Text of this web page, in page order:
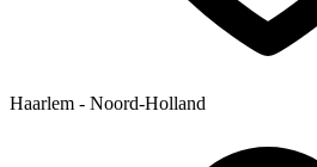
Haarlem - Noord-Holland